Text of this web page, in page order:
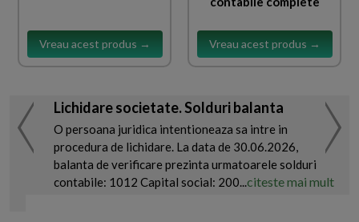
Vreau acest produs → Vreau acest produs →
Lichidare societate. Solduri balanta
O persoana juridica intentioneaza sa intre in
procedura de lichidare. La data de 30.06.2026,
balanta de verificare prezinta urmatoarele solduri
contabile: 1012 Capital social: 200...citeste mai mult